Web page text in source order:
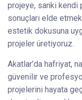
projeye, sanki kendi
sonuçları elde
estetik dokusuna
projeler üretiyoruz.
Akatlar’da hafriyat,
güvenilir ve
projelerini hayata